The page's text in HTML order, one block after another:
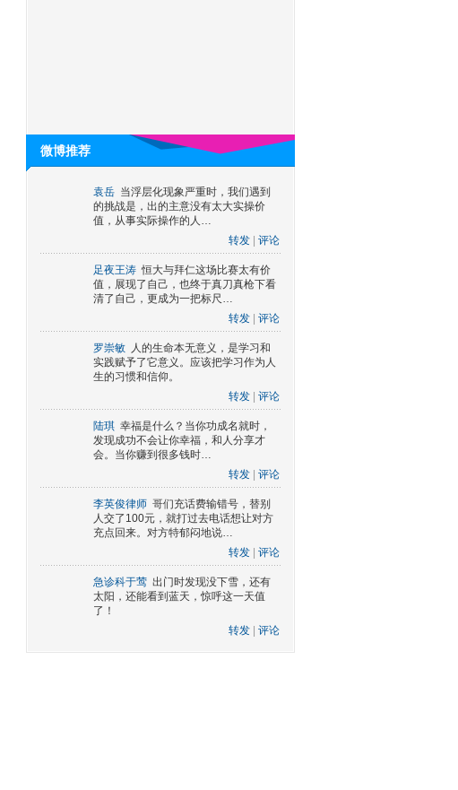
微博推荐
袁岳 当浮层化现象严重时，我们遇到
的挑战是，出的主意没有太大实操价
值，从事实际操作的人…
转发
评论
足夜王涛 恒大与拜仁这场比赛太有价
值，展现了自己，也终于真刀真枪下看
清了自己，更成为一把标尺…
转发
评论
罗崇敏 人的生命本无意义，是学习和
实践赋予了它意义。应该把学习作为人
生的习惯和信仰。
转发
评论
陆琪 幸福是什么？当你功成名就时，
发现成功不会让你幸福，和人分享才
会。当你赚到很多钱时…
转发
评论
李英俊律师 哥们充话费输错号，替别
人交了100元，就打过去电话想让对方
充点回来。对方特郁闷地说…
转发
评论
急诊科于莺 出门时发现没下雪，还有
太阳，还能看到蓝天，惊呼这一天值
了！
转发
评论